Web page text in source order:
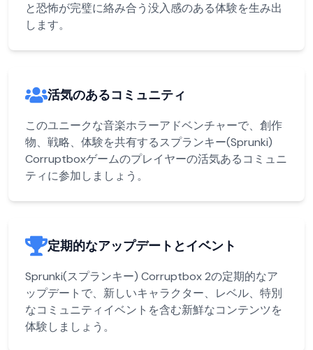
と恐怖が完璧に絡み合う没入感のある体験を生み出
します。
活気のあるコミュニティ
このユニークな音楽ホラーアドベンチャーで、創作
物、戦略、体験を共有するスプランキー(Sprunki)
Corruptboxゲームのプレイヤーの活気あるコミュニ
ティに参加しましょう。
定期的なアップデートとイベント
Sprunki(スプランキー) Corruptbox 2の定期的なア
ップデートで、新しいキャラクター、レベル、特別
なコミュニティイベントを含む新鮮なコンテンツを
体験しましょう。